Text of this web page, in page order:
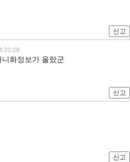
신고
화정보가 올랐군
신고
신고